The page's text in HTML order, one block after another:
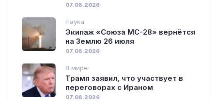
07.08.2026
Наука
Экипаж «Союза МС-28» вернётся
на Землю 26 июля
07.08.2026
В мире
Трамп заявил, что участвует в
переговорах с Ираном
07.08.2026